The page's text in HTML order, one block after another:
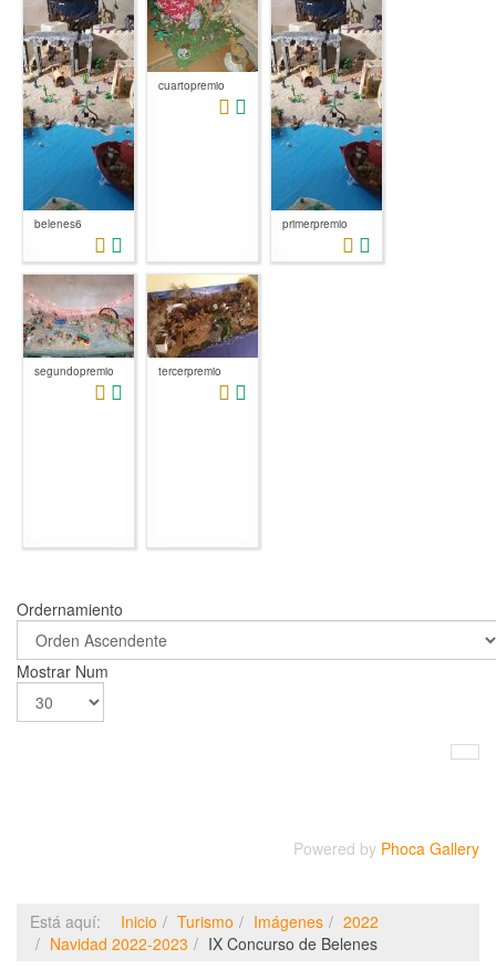
belenes6
cuartopremio
primerpremio
segundopremio tercerpremio
Ordernamiento
Mostrar Num
Powered by Phoca Gallery
Está aquí: Inicio Turismo Imágenes
2022
Navidad 2022-2023
IX Concurso de Belenes